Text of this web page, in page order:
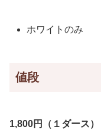
ホワイトのみ
値段
1,800円（１ダース）